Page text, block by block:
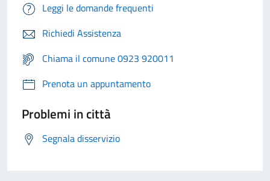
Leggi le domande frequenti
Richiedi Assistenza
Chiama il comune 0923 920011
Prenota un appuntamento
Problemi in città
Segnala disservizio